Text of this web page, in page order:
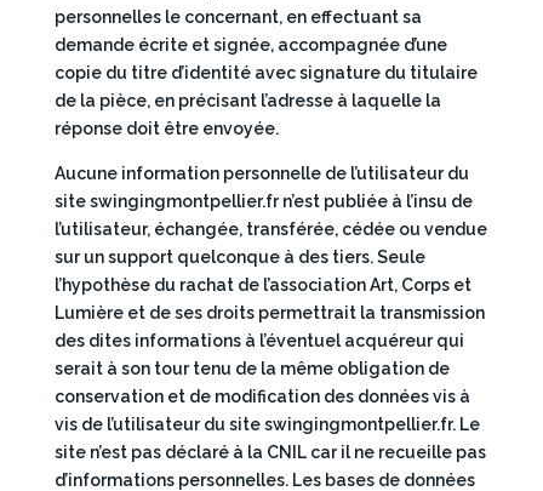
personnelles le concernant, en effectuant sa
demande écrite et signée, accompagnée d’une
copie du titre d’identité avec signature du titulaire
de la pièce, en précisant l’adresse à laquelle la
réponse doit être envoyée.
Aucune information personnelle de l’utilisateur du
site swingingmontpellier.fr n’est publiée à l’insu de
l’utilisateur, échangée, transférée, cédée ou vendue
sur un support quelconque à des tiers. Seule
l’hypothèse du rachat de l’association Art, Corps et
Lumière et de ses droits permettrait la transmission
des dites informations à l’éventuel acquéreur qui
serait à son tour tenu de la même obligation de
conservation et de modification des données vis à
vis de l’utilisateur du site swingingmontpellier.fr. Le
site n’est pas déclaré à la CNIL car il ne recueille pas
d’informations personnelles. Les bases de données